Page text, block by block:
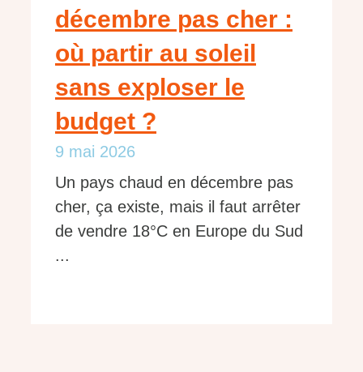
décembre pas cher :
où partir au soleil
sans exploser le
budget ?
9 mai 2026
Un pays chaud en décembre pas
cher, ça existe, mais il faut arrêter
de vendre 18°C en Europe du Sud
...